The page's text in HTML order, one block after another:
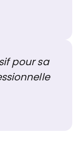
pour sa